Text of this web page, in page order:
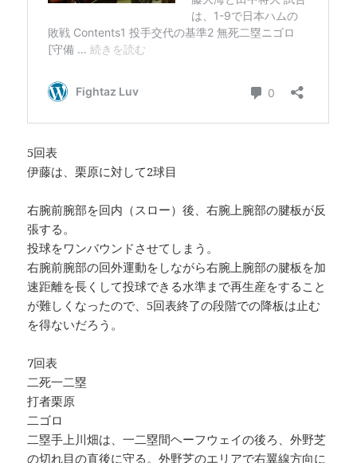
5回表
伊藤は、栗原に対して2球目
右腕前腕部を回内（スロー）後、右腕上腕部の腱板が反
張する。
投球をワンバウンドさせてしまう。
右腕前腕部の回外運動をしながら右腕上腕部の腱板を加
速距離を長くして投球できる水準まで再生産をすること
が難しくなったので、5回表終了の段階での降板は止む
を得ないだろう。
7回表
二死一二塁
打者栗原
二ゴロ
二塁手上川畑は、一二塁間ヘーフウェイの後ろ、外野芝
の切れ目の直後に守る。外野芝のエリアで右翼線方向に